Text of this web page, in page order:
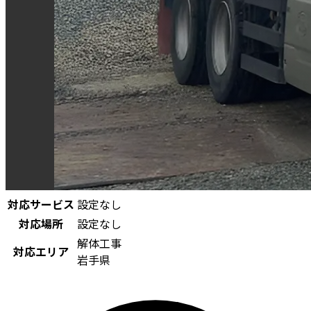
対応サービス 設定なし
対応場所
設定なし
対応エリア 解体工事
岩手県